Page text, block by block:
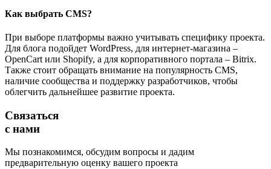
Как выбрать CMS?
При выборе платформы важно учитывать специфику проекта.
Для блога подойдет WordPress, для интернет-магазина –
OpenCart или Shopify, а для корпоративного портала – Bitrix.
Также стоит обращать внимание на популярность CMS,
наличие сообщества и поддержку разработчиков, чтобы
облегчить дальнейшее развитие проекта.
Связаться
с нами
Мы познакомимся, обсудим вопросы и дадим
предварительную оценку вашего проекта